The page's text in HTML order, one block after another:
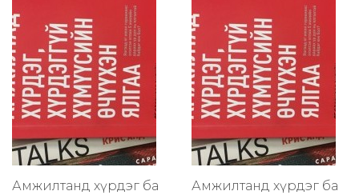
Амжилтанд хүрдэг ба
Амжилтанд хүрдэг ба